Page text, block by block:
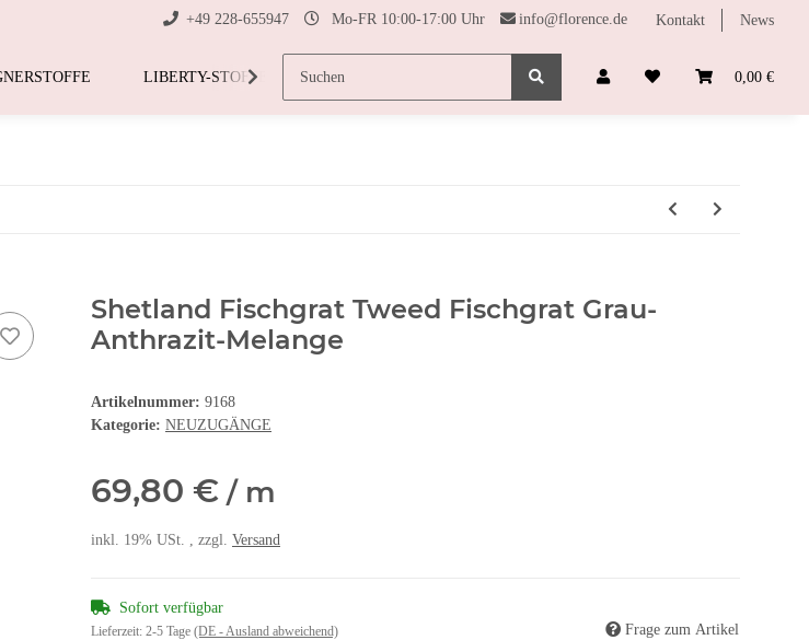
+49 228-655947 Mo-FR 10:00-17:00 Uhr info@florence.de Kontakt News
0,00 €
LIBERTY-STOFFE SONDERPREISE FARBHARMONIE FUNDGRUBE
Shetland Fischgrat Tweed Fischgrat Grau-
Anthrazit-Melange
Artikelnummer: 9168
Kategorie: NEUZUGÄNGE
69,80 € / m
inkl. 19% USt. , zzgl. Versand
Sofort verfügbar
Lieferzeit: 2-5 Tage (DE - Ausland abweichend) Frage zum Artikel